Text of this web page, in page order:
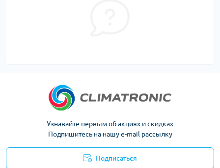
Узнавайте первым об акциях и скидках
Подпишитесь на нашу e-mail рассылку
Подписаться